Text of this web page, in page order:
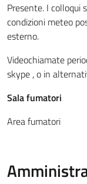
Presente. I colloqui
condizioni meteo
esterno.
Videochiamate
skype , o in
Sala fumatori
Area fumatori